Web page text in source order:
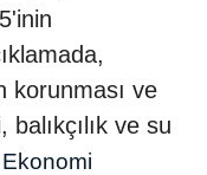
korunması ve
ve su
Ekonomi